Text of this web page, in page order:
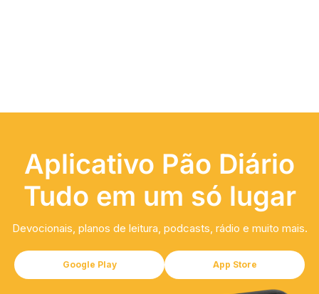
Aplicativo Pão Diário
Tudo em um só lugar
Devocionais, planos de leitura, podcasts, rádio e muito mais.
Google Play App Store